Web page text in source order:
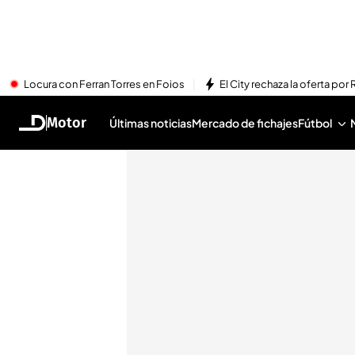
Locura con Ferran Torres en Foios El City rechaza la oferta por
Motor Últimas noticiasMercado de fichajesFútbol